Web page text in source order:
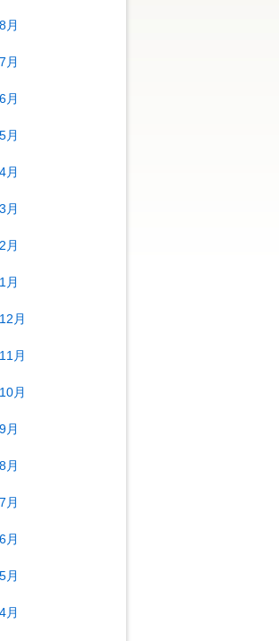
月
月
月
月
月
月
月
月
月
月
月
月
月
月
月
月
月